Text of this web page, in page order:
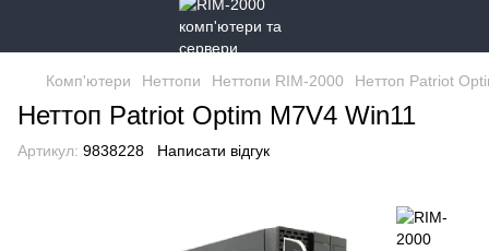
Комп'ютери Неттопи Неттопи RIM-2000 Неттоп Patriot
Неттоп Patriot Optim M7V4 Win11
Артикул: 9838228 Написати відгук